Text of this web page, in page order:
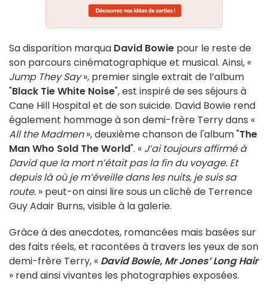
Sa disparition marqua David Bowie pour le reste de
son parcours cinématographique et musical. Ainsi, «
Jump They Say», premier single extrait de l’album
"Black Tie White Noise", est inspiré de ses séjours à
Cane Hill Hospital et de son suicide. David Bowie rend
également hommage à son demi-frère Terry dans «
All the Madmen», deuxième chanson de l'album "The
Man Who Sold The World". « J’ai toujours affirmé à
David que la mort n’était pas la fin du voyage. Et
depuis là où je m’éveille dans les nuits, je suis sa
route. » peut-on ainsi lire sous un cliché de Terrence
Guy Adair Burns, visible à la galerie.
Grâce à des anecdotes, romancées mais basées sur
des faits réels, et racontées à travers les yeux de son
demi-frère Terry, « David Bowie, Mr Jones’ Long Hair
» rend ainsi vivantes les photographies exposées.